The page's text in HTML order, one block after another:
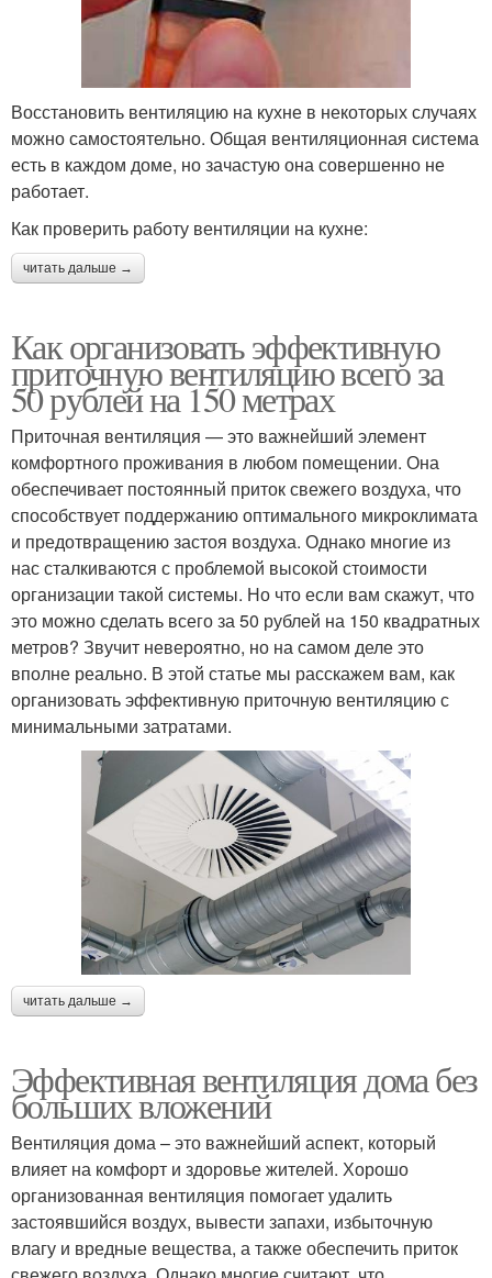
Восстановить вентиляцию на кухне в некоторых случаях
можно самостоятельно. Общая вентиляционная система
есть в каждом доме, но зачастую она совершенно не
работает.
Как проверить работу вентиляции на кухне:
читать дальше →
Как организовать эффективную
приточную вентиляцию всего за
50 рублей на 150 метрах
Приточная вентиляция — это важнейший элемент
комфортного проживания в любом помещении. Она
обеспечивает постоянный приток свежего воздуха, что
способствует поддержанию оптимального микроклимата
и предотвращению застоя воздуха. Однако многие из
нас сталкиваются с проблемой высокой стоимости
организации такой системы. Но что если вам скажут, что
это можно сделать всего за 50 рублей на 150 квадратных
метров? Звучит невероятно, но на самом деле это
вполне реально. В этой статье мы расскажем вам, как
организовать эффективную приточную вентиляцию с
минимальными затратами.
читать дальше →
Эффективная вентиляция дома без
больших вложений
Вентиляция дома – это важнейший аспект, который
влияет на комфорт и здоровье жителей. Хорошо
организованная вентиляция помогает удалить
застоявшийся воздух, вывести запахи, избыточную
влагу и вредные вещества, а также обеспечить приток